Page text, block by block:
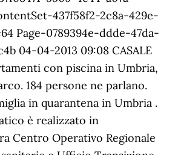
437f58f2-2c8a-429e-
Page-0789394e-ddde-47da-
04-04-2013 09:08 CASALE
con piscina in Umbria,
184 persone ne parlano.
in quarantena in Umbria .
è realizzato in
Centro Operativo Regionale